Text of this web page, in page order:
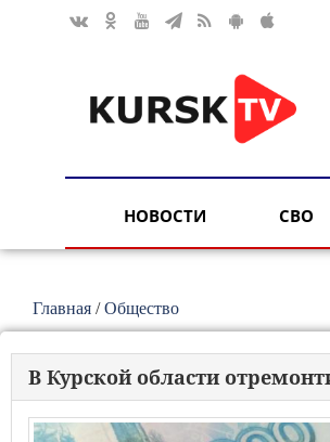
НОВОСТИ СВО
Главная /Общество
В Курской области